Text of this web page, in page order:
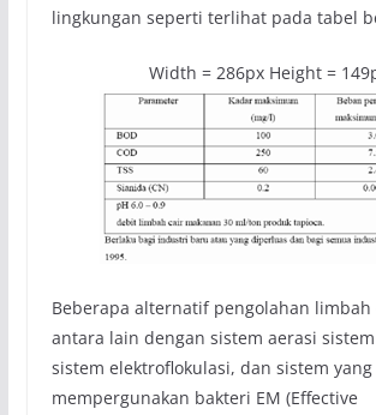
lingkungan seperti terlihat pada tabel
Width = 286px Height =
Beberapa alternatif pengolahan limbah
antara lain dengan sistem aerasi
sistem elektroflokulasi, dan sistem yang
mempergunakan bakteri EM (Effective